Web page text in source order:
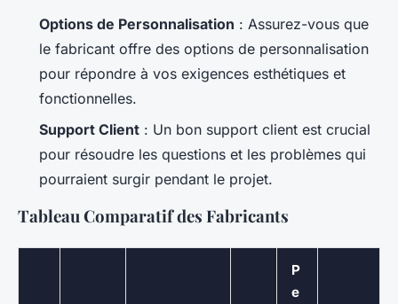
Options de Personnalisation : Assurez-vous que
le fabricant offre des options de personnalisation
pour répondre à vos exigences esthétiques et
fonctionnelles.
Support Client : Un bon support client est crucial
pour résoudre les questions et les problèmes qui
pourraient surgir pendant le projet.
Tableau Comparatif des Fabricants
P
e